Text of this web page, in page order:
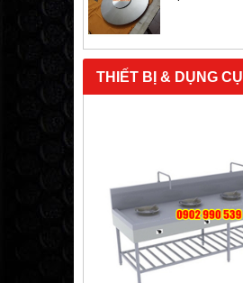
THIẾT BỊ & DỤNG CỤ